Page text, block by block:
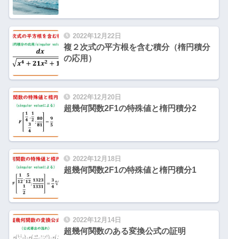
2022年12月22日
複２次式の平方根を含む積分（楕円積分
の応用）
2022年12月20日
超幾何関数2F1の特殊値と楕円積分2
2022年12月18日
超幾何関数2F1の特殊値と楕円積分1
2022年12月14日
超幾何関数のある変換公式の証明